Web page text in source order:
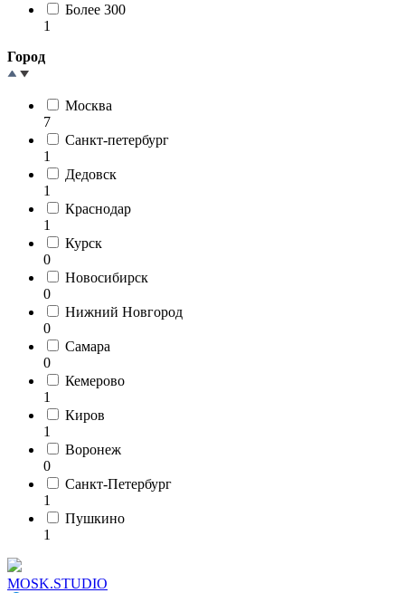
Более 300
1
Город
Москва
7
Санкт-петербург
1
Дедовск
1
Краснодар
1
Курск
0
Новосибирск
0
Нижний Новгород
0
Самара
0
Кемерово
1
Киров
1
Воронеж
0
Санкт-Петербург
1
Пушкино
1
MOSK.STUDIO